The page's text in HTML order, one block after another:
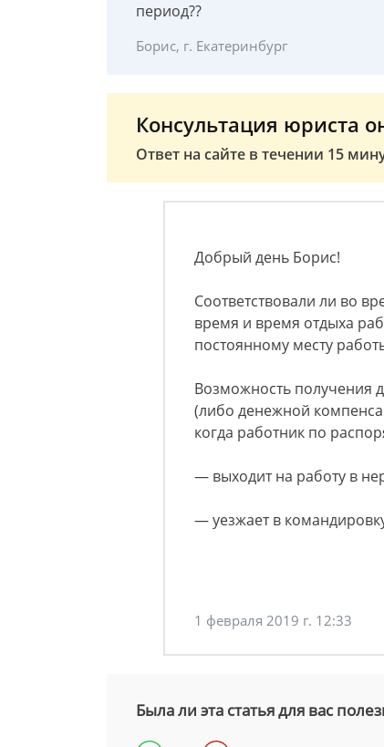
период??
Борис, г. Екатеринбург
Консультация юриста
Ответ на сайте в течении 15
Добрый день Борис!
Соответствовали ли во
время и время отдыха
постоянному месту
Возможность получения
(либо денежной
когда работник по
— выходит на работу в
— уезжает в
1 февраля 2019 г. 12:33
Была ли эта статья для вас